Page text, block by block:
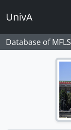
UnivA
Database of